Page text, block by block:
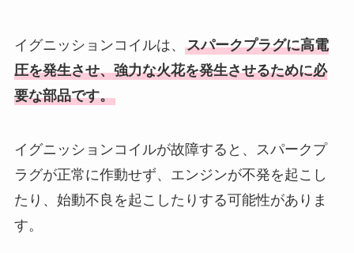
イグニッションコイルは、 スパークプラグに高電
圧を発生させ、強力な火花を発生させるために必
要な部品です。
イグニッションコイルが故障すると、スパークプ
ラグが正常に作動せず、エンジンが不発を起こし
たり、始動不良を起こしたりする可能性がありま
す。